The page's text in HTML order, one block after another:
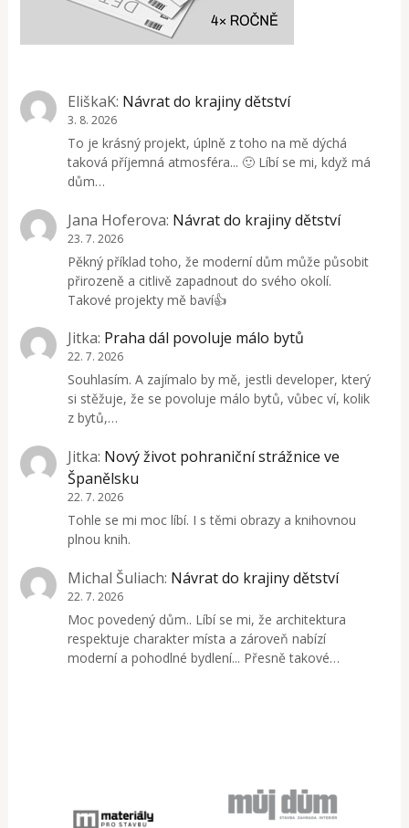
EliškaK: Návrat do krajiny dětství
3. 8. 2026
To je krásný projekt, úplně z toho na mě dýchá
taková příjemná atmosféra... 🙂 Líbí se mi, když má
dům…
Jana Hoferova: Návrat do krajiny dětství
23. 7. 2026
Pěkný příklad toho, že moderní dům může působit
přirozeně a citlivě zapadnout do svého okolí.
Takové projekty mě baví👍
Jitka: Praha dál povoluje málo bytů
22. 7. 2026
Souhlasím. A zajímalo by mě, jestli developer, který
si stěžuje, že se povoluje málo bytů, vůbec ví, kolik
z bytů,…
Jitka: Nový život pohraniční strážnice ve
Španělsku
22. 7. 2026
Tohle se mi moc líbí. I s těmi obrazy a knihovnou
plnou knih.
Michal Šuliach: Návrat do krajiny dětství
22. 7. 2026
Moc povedený dům.. Líbí se mi, že architektura
respektuje charakter místa a zároveň nabízí
moderní a pohodlné bydlení... Přesně takové…